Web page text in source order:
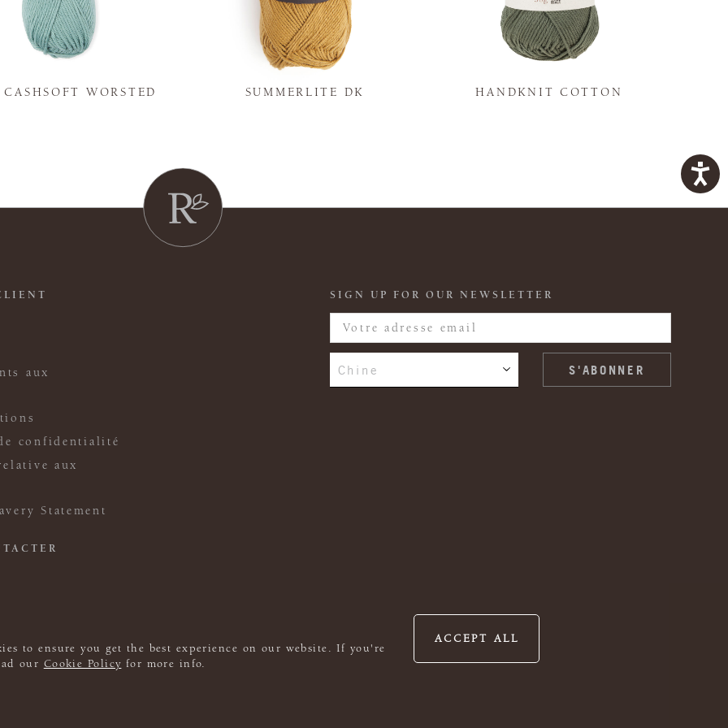
to ensure you get the best experience on our website. If you're
our Cookie Policy for more info.
ACCEPT ALL
CASHSOFT WORSTED SUMMERLITE DK HANDKNIT COTTON
aux
confidentialité
aux
Statement
SIGN UP FOR OUR NEWSLETTER
Chine